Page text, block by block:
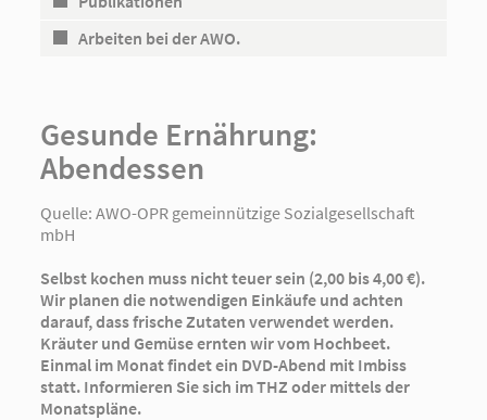
Arbeiten bei der AWO.
Gesunde Ernährung:
Abendessen
Quelle: AWO-OPR gemeinnützige Sozialgesellschaft
mbH
Selbst kochen muss nicht teuer sein (2,00 bis 4,00 €).
Wir planen die notwendigen Einkäufe und achten
darauf, dass frische Zutaten verwendet werden.
Kräuter und Gemüse ernten wir vom Hochbeet.
Einmal im Monat findet ein DVD-Abend mit Imbiss
statt. Informieren Sie sich im THZ oder mittels der
Monatspläne.